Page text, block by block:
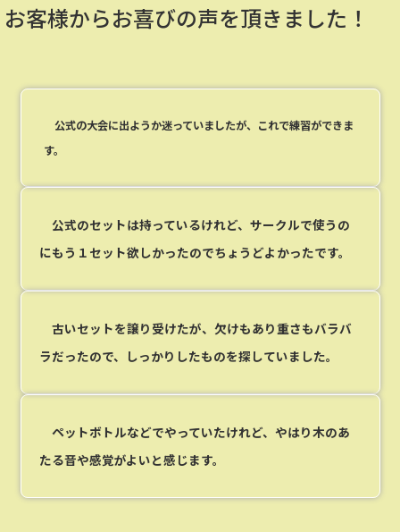
お客様からお喜びの声を頂きました！
公式の大会に出ようか迷っていましたが、これで練習ができま
す。
公式のセットは持っているけれど、サークルで使うの
にもう１セット欲しかったのでちょうどよかったです。
古いセットを譲り受けたが、欠けもあり重さもバラバ
ラだったので、しっかりしたものを探していました。
ペットボトルなどでやっていたけれど、やはり木のあ
たる音や感覚がよいと感じます。